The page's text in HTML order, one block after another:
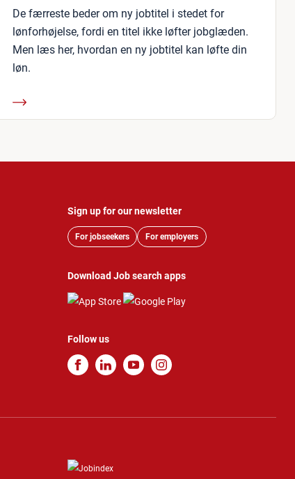
De færreste beder om ny jobtitel i stedet for
lønforhøjelse, fordi en titel ikke løfter jobglæden.
Men læs her, hvordan en ny jobtitel kan løfte din
løn.
Sign up for our newsletter
For jobseekers For employers
Download Job search apps
Follow us